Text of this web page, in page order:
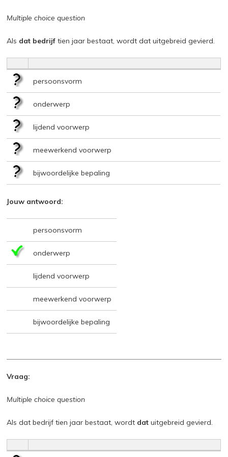
Multiple choice question
Als dat bedrijf tien jaar bestaat, wordt dat uitgebreid gevierd.
persoonsvorm
onderwerp
lijdend voorwerp
meewerkend voorwerp
bijwoordelijke bepaling
Jouw antwoord:
persoonsvorm
onderwerp
lijdend voorwerp
meewerkend voorwerp
bijwoordelijke bepaling
Vraag:
Multiple choice question
Als dat bedrijf tien jaar bestaat, wordt dat uitgebreid gevierd.